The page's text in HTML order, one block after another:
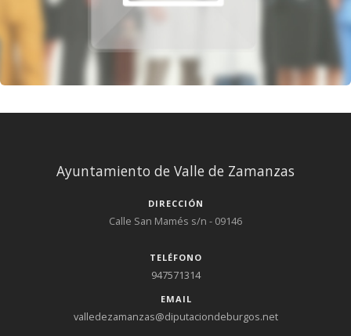
Ayuntamiento de Valle de Zamanzas
DIRECCIÓN
Calle San Mamés s/n - 09146
TELÉFONO
947571314
EMAIL
valledezamanzas@diputaciondeburgos.net